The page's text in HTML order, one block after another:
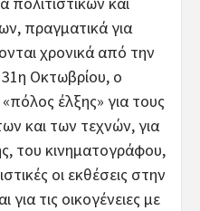
πραγματικά για
χρονικά από την
31η Οκτωβρίου, ο
έλξης» για τους
και των τεχνών, για
του κινηματογράφου,
οι εκθέσεις στην
για τις οικογένειες με